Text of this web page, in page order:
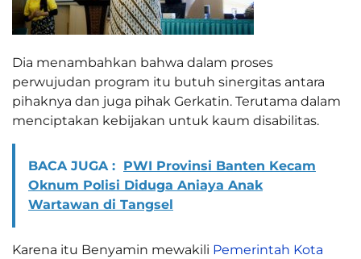
Dia menambahkan bahwa dalam proses
perwujudan program itu butuh sinergitas antara
pihaknya dan juga pihak Gerkatin. Terutama dalam
menciptakan kebijakan untuk kaum disabilitas.
BACA JUGA : PWI Provinsi Banten Kecam
Oknum Polisi Diduga Aniaya Anak
Wartawan di Tangsel
Karena itu Benyamin mewakili Pemerintah Kota